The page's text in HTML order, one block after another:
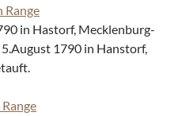
Range
in Hastorf, Mecklenburg-
1790 in Hanstorf,